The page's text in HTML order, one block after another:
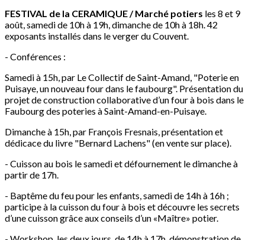
FESTIVAL de la CERAMIQUE / Marché potiers les 8 et 9
août, samedi de 10h à 19h, dimanche de 10h à 18h. 42
exposants installés dans le verger du Couvent.
- Conférences :
Samedi à 15h, par Le Collectif de Saint-Amand, "Poterie en
Puisaye, un nouveau four dans le faubourg". Présentation du
projet de construction collaborative d’un four à bois dans le
Faubourg des poteries à Saint-Amand-en-Puisaye.
Dimanche à 15h, par François Fresnais, présentation et
dédicace du livre "Bernard Lachens" (en vente sur place).
- Cuisson au bois le samedi et défournement le dimanche à
partir de 17h.
- Baptême du feu pour les enfants, samedi de 14h à 16h ;
participe à la cuisson du four à bois et découvre les secrets
d’une cuisson grâce aux conseils d’un «Maître» potier.